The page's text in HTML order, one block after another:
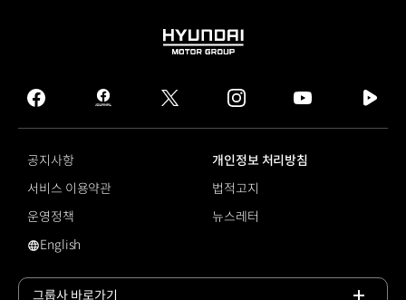
HYUNDAI
GROUP
facebook
hmg
journal
twitter instagram
tv
공지사항
개인정보 처리방침
서비스 이용약관
법적고지
운영정책
뉴스레터
플러그인 하이브리드
English
그룹사 바로가기